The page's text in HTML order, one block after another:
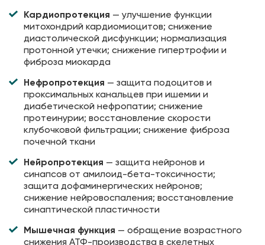
Кардиопротекция — улучшение функции
митохондрий кардиомиоцитов; снижение
диастолической дисфункции; нормализация
протонной утечки; снижение гипертрофии и
фиброза миокарда
Нефропротекция — защита подоцитов и
проксимальных канальцев при ишемии и
диабетической нефропатии; снижение
протеинурии; восстановление скорости
клубочковой фильтрации; снижение фиброза
почечной ткани
Нейропротекция — защита нейронов и
синапсов от амилоид-бета-токсичности;
защита дофаминергических нейронов;
снижение нейровоспаления; восстановление
синаптической пластичности
Мышечная функция — обращение возрастного
снижения АТФ-производства в скелетных